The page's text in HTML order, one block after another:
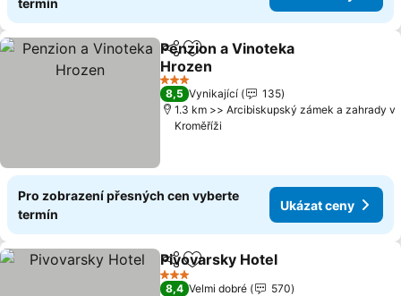
termín
SdíletPřidat na seznam oblíbených
Penzion a Vinoteka
Hrozen
Ukázat ceny
3 Počet hvězdiček
8,5 Vynikající
135
1.3 km >> Arcibiskupský zámek a zahrady v
Kroměříži
Pro zobrazení přesných cen vyberte
termín
Ukázat ceny
SdíletPřidat na seznam oblíbených
Pivovarsky Hotel
3 Počet hvězdiček
8,4 Velmi dobré
570